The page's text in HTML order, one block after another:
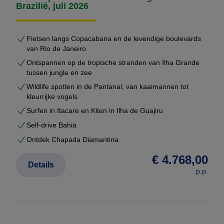
Veel reizigers denken dat maatwerk duurder is dan
een pakketreis.
Bij Brazilië Reis Specialist is dat niet het geval.
Dankzij onze vaste partners in Brazilië en directe
contracten werken wij zonder dure tussenschakels.
aanbieden tegen dezelfde (of vaak betere) prijzen
Brazilië, juli 2026
Fietsen langs Copacabana en de levendige boulevards
van Rio de Janeiro
Ontspannen op de tropische stranden van Ilha Grande
tussen jungle en zee
Wildlife spotten in de Pantanal, van kaaimannen tot
kleurrijke vogels
Surfen in Itacare en Kiten in Ilha de Guajiru
Self-drive Bahia
Ontdek Chapada Diamantina
€ 4.768,00
p.p.
Details